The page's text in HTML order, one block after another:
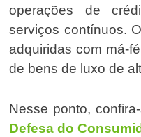
operações de
serviços contínuos.
adquiridas com má-
de bens de luxo de
Nesse ponto,
Defesa do